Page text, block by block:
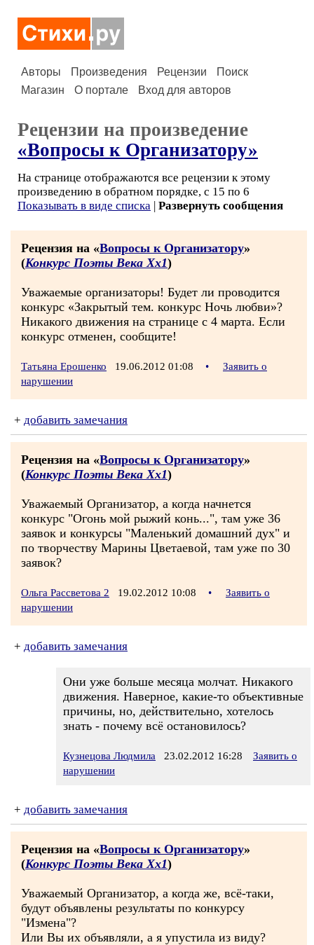
Авторы Произведения Рецензии
Поиск
Магазин
О портале Вход для авторов
Рецензии на произведение
«Вопросы к Организатору»
На странице отображаются все рецензии к этому
произведению в обратном порядке, с 15 по 6
Показывать в виде списка | Развернуть сообщения
Рецензия на «Вопросы к Организатору»
(Конкурс Поэты Века Хх1)
Уважаемые организаторы! Будет ли проводится
конкурс «Закрытый тем. конкурс Ночь любви»?
Никакого движения на странице с 4 марта. Если
конкурс отменен, сообщите!
Татьяна Ерошенко 19.06.2012 01:08 •
Заявить о
нарушении
+ добавить замечания
Рецензия на «Вопросы к Организатору»
(Конкурс Поэты Века Хх1)
Уважаемый Организатор, а когда начнется
конкурс "Огонь мой рыжий конь...", там уже 36
заявок и конкурсы "Маленький домашний дух" и
по творчеству Марины Цветаевой, там уже по 30
заявок?
Ольга Рассветова 2 19.02.2012 10:08 •
Заявить о
нарушении
+ добавить замечания
Они уже больше месяца молчат. Никакого
движения. Наверное, какие-то объективные
причины, но, действительно, хотелось
знать - почему всё остановилось?
Кузнецова Людмила 23.02.2012 16:28
Заявить о
нарушении
+ добавить замечания
Рецензия на «Вопросы к Организатору»
(Конкурс Поэты Века Хх1)
Уважаемый Организатор, а когда же, всё-таки,
будут объявлены результаты по конкурсу
"Измена"?
Или Вы их объявляли, а я упустила из виду?